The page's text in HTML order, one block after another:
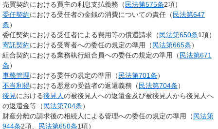
売買契約における買主の利息支払義務（民法第575条2項）
委任契約における受任者の金銭の消費についての責任（民法第647
条）
委任契約における受任者による費用等の償還請求（民法第650条1項）
寄託契約における受寄者への委任の規定の準用（民法第665条）
組合契約における業務執行組合員への委任の規定の準用（民法第671
条）
事務管理における委任の規定の準用（民法第701条）
不当利得における悪意の受益者の返還義務（民法第704条）
後見における後見人の被後見人への返還金及び被後見人から後見人へ
の返還金等（民法第704条）
財産分離の請求後の相続人による管理への委任の規定の準用（民法第
944条2項、 民法第650条1項）